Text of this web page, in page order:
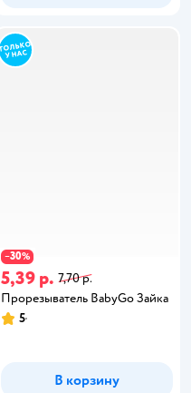
−30%
5,39 р. 7,70 р.
Прорезыватель BabyGo Зайка
5
В корзину